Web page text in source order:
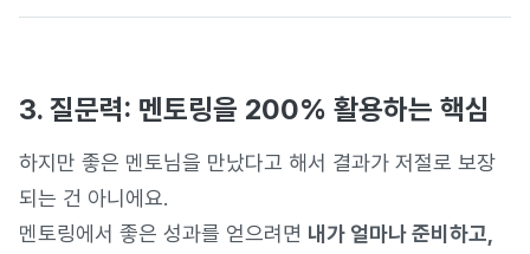
3. 질문력: 멘토링을 200% 활용하는 핵심
하지만 좋은 멘토님을 만났다고 해서 결과가 저절로 보장
되는 건 아니에요.
멘토링에서 좋은 성과를 얻으려면 내가 얼마나 준비하고,